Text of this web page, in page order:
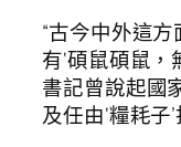
“古今中外這
有‘碩鼠碩鼠，
書記曾說起國
及任由‘糧耗子